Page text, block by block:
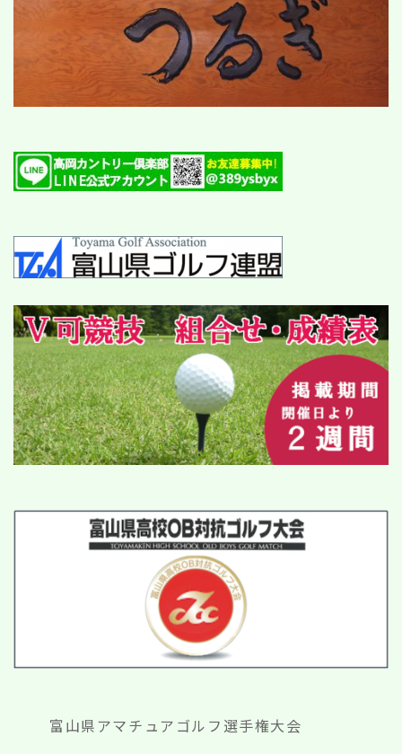
富山県アマチュアゴルフ選手権大会